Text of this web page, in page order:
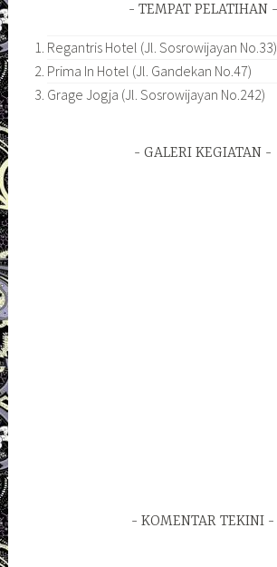
TEMPAT PELATIHAN
Regantris Hotel (Jl. Sosrowijayan No.33)
Prima In Hotel (Jl. Gandekan No.47)
Grage Jogja (Jl. Sosrowijayan No.242)
GALERI KEGIATAN
KOMENTAR TEKINI